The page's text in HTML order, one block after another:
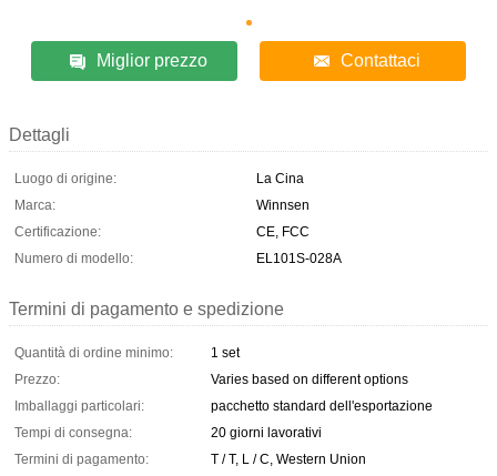
Miglior prezzo Contattaci
Dettagli
Luogo di origine:
La Cina
Marca:
Winnsen
Certificazione:
CE, FCC
Numero di modello:
EL101S-028A
Termini di pagamento e spedizione
Quantità di ordine minimo:
1 set
Prezzo:
Varies based on different options
Imballaggi particolari:
pacchetto standard dell'esportazione
Tempi di consegna:
20 giorni lavorativi
Termini di pagamento:
T / T, L / C, Western Union